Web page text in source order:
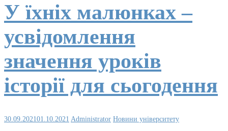
У їхніх малюнках –
усвідомлення
значення уроків
історії для сьогодення
30.09.2021 01.10.2021 Administrator Новини університету